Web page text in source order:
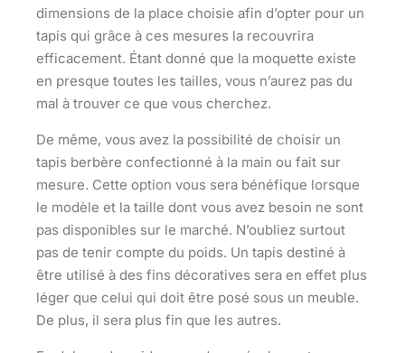
dimensions de la place choisie afin d’opter pour un
tapis qui grâce à ces mesures la recouvrira
efficacement. Étant donné que la moquette existe
en presque toutes les tailles, vous n’aurez pas du
mal à trouver ce que vous cherchez.
De même, vous avez la possibilité de choisir un
tapis berbère confectionné à la main ou fait sur
mesure. Cette option vous sera bénéfique lorsque
le modèle et la taille dont vous avez besoin ne sont
pas disponibles sur le marché. N’oubliez surtout
pas de tenir compte du poids. Un tapis destiné à
être utilisé à des fins décoratives sera en effet plus
léger que celui qui doit être posé sous un meuble.
De plus, il sera plus fin que les autres.